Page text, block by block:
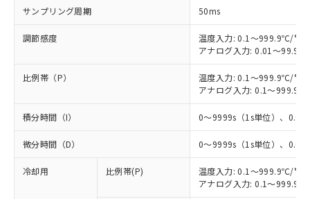
サンプリング周期 50ms
調節感度
温度入力: 0.1～999.9℃/°F
アナログ入力: 0.01～
比例帯（P）
温度入力: 0.1～999.9℃/°F
アナログ入力: 0.1～
積分時間（I） 0～9999s（1s単位）、0.0
微分時間（D） 0～9999s（1s単位）、0.0
冷却用 比例帯(P)
温度入力: 0.1～999.9℃/°F
アナログ入力: 0.1～